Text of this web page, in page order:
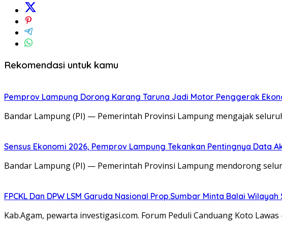
Rekomendasi untuk kamu
Pemprov Lampung Dorong Karang Taruna Jadi Motor Penggerak
Bandar Lampung (PI) — Pemerintah Provinsi Lampung mengajak
Sensus Ekonomi 2026, Pemprov Lampung Tekankan Pentingnya Data
Bandar Lampung (PI) — Pemerintah Provinsi Lampung mendorong
FPCKL Dan DPW LSM Garuda Nasional Prop.Sumbar Minta Balai
Kab.Agam, pewarta investigasi.com. Forum Peduli Canduang Koto